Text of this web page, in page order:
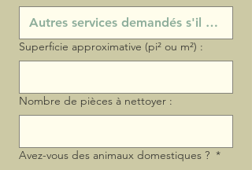
Superficie approximative (pi² ou m²) :
Nombre de pièces à nettoyer :
Avez-vous des animaux domestiques ? *